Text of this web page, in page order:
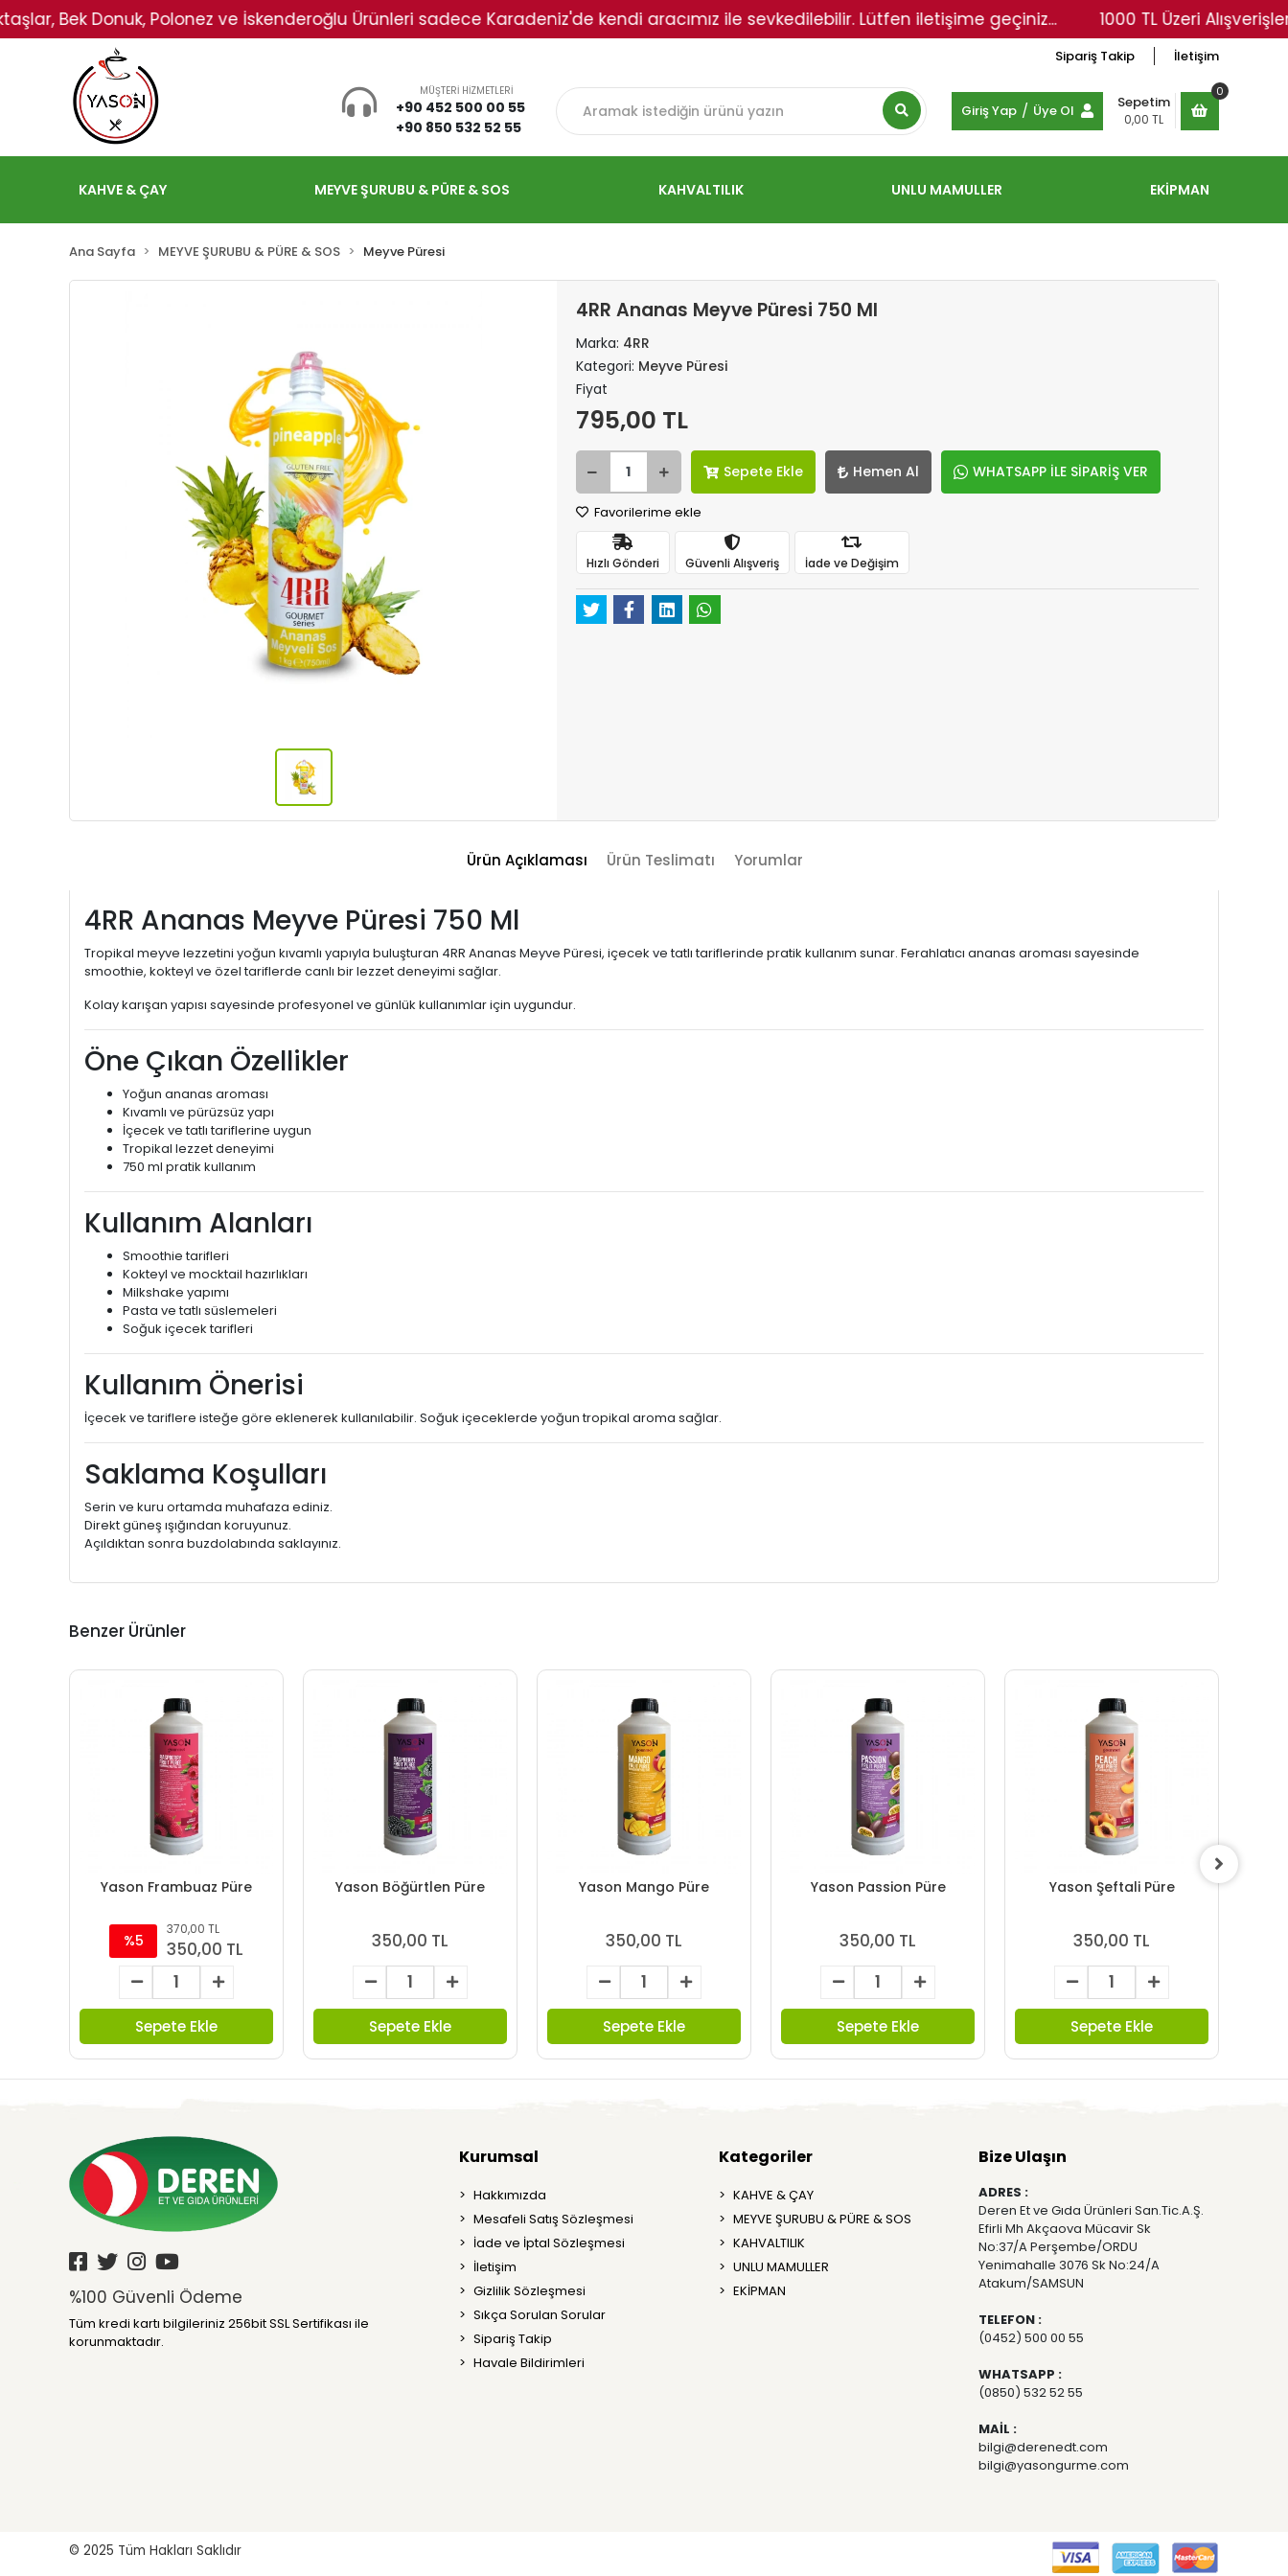
Bek Donuk, Polonez ve İskenderoğlu Ürünleri sadece Karadeniz'de kendi aracımız ile sevkedilebilir. Lütfen iletişime geçiniz... 1000 TL Üzeri
Sipariş Takip İletişim
MÜŞTERİ HİZMETLERİ
+90 452 500 00 55
+90 850 532 52 55
Giriş Yap / Üye Ol Sepetim
0,00 TL
0
KAHVE & ÇAY MEYVE ŞURUBU & PÜRE & SOS KAHVALTILIK UNLU MAMULLER EKİPMAN
Ana Sayfa MEYVE ŞURUBU & PÜRE & SOS Meyve Püresi
4RR Ananas Meyve Püresi 750 Ml
Marka: 4RR
Kategori: Meyve Püresi
Fiyat
795,00 TL
Sepete Ekle Hemen Al WHATSAPP İLE SİPARİŞ VER
Favorilerime ekle
Hızlı Gönderi Güvenli Alışveriş İade ve Değişim
Ürün Açıklaması Ürün Teslimatı Yorumlar
4RR Ananas Meyve Püresi 750 Ml
Tropikal meyve lezzetini yoğun kıvamlı yapıyla buluşturan 4RR Ananas Meyve Püresi, içecek ve tatlı tariflerinde pratik kullanım sunar. Ferahlatıcı ananas aroması sayesinde
smoothie, kokteyl ve özel tariflerde canlı bir lezzet deneyimi sağlar.
Kolay karışan yapısı sayesinde profesyonel ve günlük kullanımlar için uygundur.
Öne Çıkan Özellikler
Yoğun ananas aroması
Kıvamlı ve pürüzsüz yapı
İçecek ve tatlı tariflerine uygun
Tropikal lezzet deneyimi
750 ml pratik kullanım
Kullanım Alanları
Smoothie tarifleri
Kokteyl ve mocktail hazırlıkları
Milkshake yapımı
Pasta ve tatlı süslemeleri
Soğuk içecek tarifleri
Kullanım Önerisi
İçecek ve tariflere isteğe göre eklenerek kullanılabilir. Soğuk içeceklerde yoğun tropikal aroma sağlar.
Saklama Koşulları
Serin ve kuru ortamda muhafaza ediniz.
Direkt güneş ışığından koruyunuz.
Açıldıktan sonra buzdolabında saklayınız.
Benzer Ürünler
Yason Frambuaz Püre
%5
370,00 TL
350,00 TL
Sepete Ekle
Yason Böğürtlen Püre
350,00 TL
Sepete Ekle
Yason Mango Püre
350,00 TL
Sepete Ekle
Yason Passion Püre
350,00 TL
Sepete Ekle
Yason Şeftali Püre
350,00 TL
Sepete Ekle
%100 Güvenli Ödeme
Tüm kredi kartı bilgileriniz 256bit SSL Sertifikası ile
korunmaktadır.
Kurumsal
Hakkımızda
Mesafeli Satış Sözleşmesi
İade ve İptal Sözleşmesi
İletişim
Gizlilik Sözleşmesi
Sıkça Sorulan Sorular
Sipariş Takip
Havale Bildirimleri
Kategoriler
KAHVE & ÇAY
MEYVE ŞURUBU & PÜRE & SOS
KAHVALTILIK
UNLU MAMULLER
EKİPMAN
Bize Ulaşın
ADRES :
Deren Et ve Gıda Ürünleri San.Tic.A.Ş.
Efirli Mh Akçaova Mücavir Sk
No:37/A Perşembe/ORDU
Yenimahalle 3076 Sk No:24/A
Atakum/SAMSUN
TELEFON :
(0452) 500 00 55
WHATSAPP :
(0850) 532 52 55
MAİL :
bilgi@derenedt.com
bilgi@yasongurme.com
© 2025 Tüm Hakları Saklıdır